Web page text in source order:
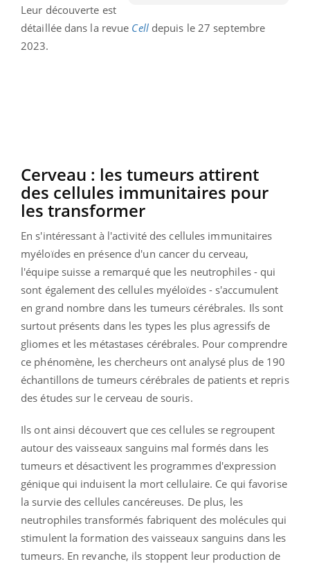
Leur découverte est
détaillée dans la revue Celldepuis le 27 septembre
2023.
Cerveau : les tumeurs attirent
des cellules immunitaires pour
les transformer
En s'intéressant à l'activité des cellules immunitaires
myéloïdes en présence d'un cancer du cerveau,
l'équipe suisse a remarqué que les neutrophiles - qui
sont également des cellules myéloïdes - s'accumulent
en grand nombre dans les tumeurs cérébrales. Ils sont
surtout présents dans les types les plus agressifs de
gliomes et les métastases cérébrales. Pour comprendre
ce phénomène, les chercheurs ont analysé plus de 190
échantillons de tumeurs cérébrales de patients et repris
des études sur le cerveau de souris.
Ils ont ainsi découvert que ces cellules se regroupent
autour des vaisseaux sanguins mal formés dans les
tumeurs et désactivent les programmes d'expression
génique qui induisent la mort cellulaire. Ce qui favorise
la survie des cellules cancéreuses. De plus, les
neutrophiles transformés fabriquent des molécules qui
stimulent la formation des vaisseaux sanguins dans les
tumeurs. En revanche, ils stoppent leur production de